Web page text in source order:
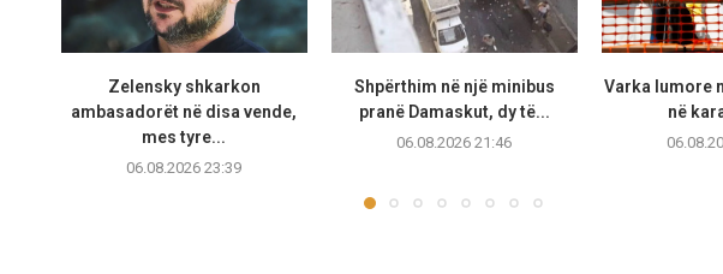
Zelensky shkarkon
ambasadorët në disa vende,
mes tyre...
06.08.2026 23:39
Shpërthim në një minibus
pranë Damaskut, dy të...
06.08.2026 21:46
Varka lumore
në